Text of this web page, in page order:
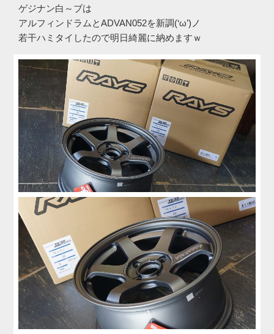
ゲジナン白～ブは
アルフィンドラムとADVAN052を新調(‘ω’)ノ
若干ハミタイしたので明日綺麗に納めますｗ